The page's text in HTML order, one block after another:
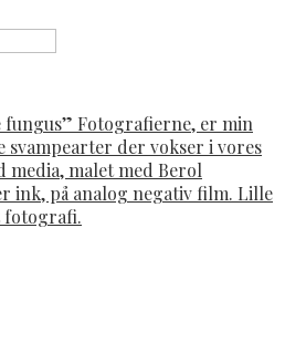
Fotografierne, er min
der vokser i vores
media, malet med Berol
ink, på analog negativ film. Lille